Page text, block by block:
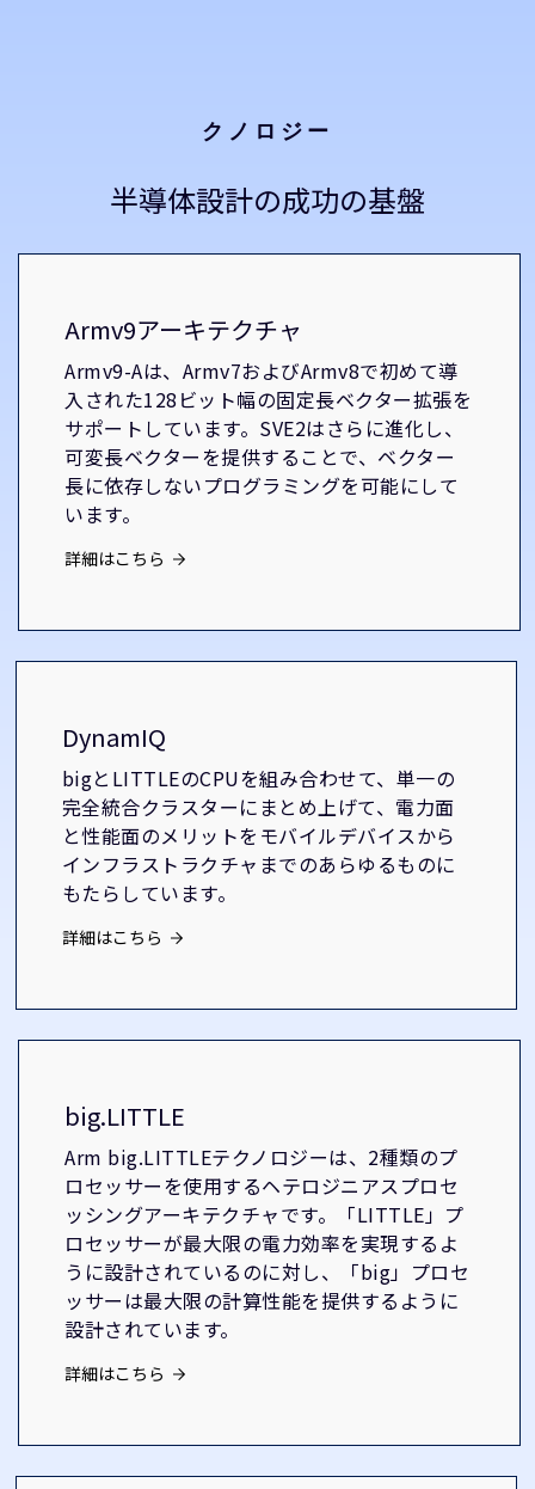
クノロジー
半導体設計の成功の基盤
Armv9アーキテクチャ
Armv9-Aは、Armv7およびArmv8で初めて導
入された128ビット幅の固定長ベクター拡張を
サポートしています。SVE2はさらに進化し、
可変長ベクターを提供することで、ベクター
長に依存しないプログラミングを可能にして
います。
詳細はこちら
DynamIQ
bigとLITTLEのCPUを組み合わせて、単一の
完全統合クラスターにまとめ上げて、電力面
と性能面のメリットをモバイルデバイスから
インフラストラクチャまでのあらゆるものに
もたらしています。
詳細はこちら
big.LITTLE
Arm big.LITTLEテクノロジーは、2種類のプ
ロセッサーを使用するヘテロジニアスプロセ
ッシングアーキテクチャです。「LITTLE」プ
ロセッサーが最大限の電力効率を実現するよ
うに設計されているのに対し、「big」プロセ
ッサーは最大限の計算性能を提供するように
設計されています。
詳細はこちら